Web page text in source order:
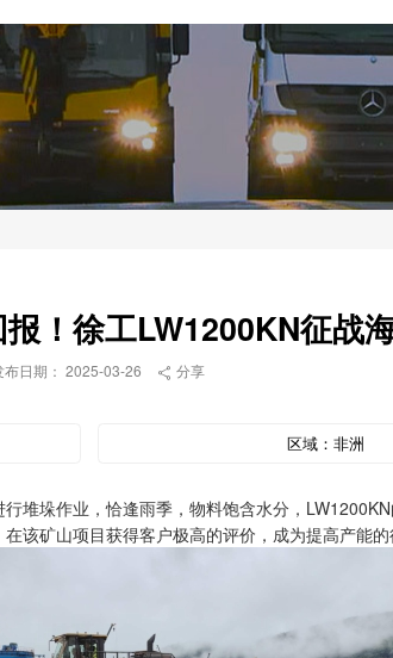
！徐工LW1200KN征战
布日期： 2025-03-26  分享
区域：非洲
堆垛作业，恰逢雨季，物料饱含水分，
该矿山项目获得客户极高的评价，成为提高产能